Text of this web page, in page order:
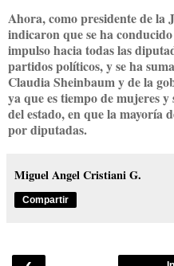
Ahora, como presidente de la
indicaron que se ha
impulso hacia todas las
partidos políticos, y se ha
Claudia Sheinbaum y de la
ya que es tiempo de mujeres
del estado, en que la mayoría
por diputadas.
Miguel Angel Cristiani G.
Compartir